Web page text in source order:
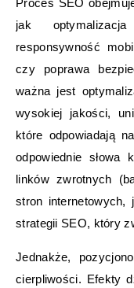
Proces SEO
jak
responsywność
czy poprawa
ważna jest
wysokiej jakości,
które odpowiadają
odpowiednie słowa
linków zwrotnych
stron internetowych,
strategii SEO, który
Jednakże,
cierpliwości. Efekty